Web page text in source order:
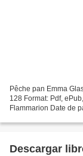
Pêche pan Emma
128 Format: Pdf,
Flammarion Date de
Descargar